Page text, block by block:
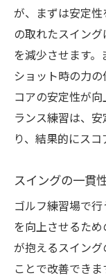
が、まずは安定
の取れたスイン
を減少させます。
ショット時の力
コアの安定性が
ランス練習は、
り、結果的にスコ
スイングの一貫
ゴルフ練習場で
を向上させるた
が抱えるスイン
ことで改善でき